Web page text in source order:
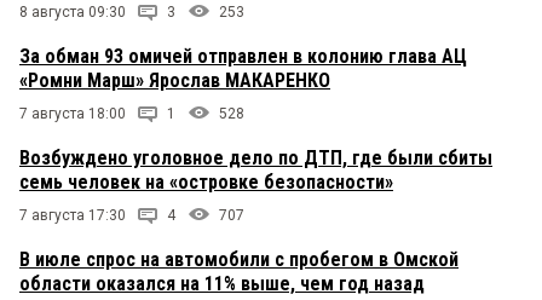
8 августа 09:30 3 253
За обман 93 омичей отправлен в колонию глава АЦ
«Ромни Марш» Ярослав МАКАРЕНКО
7 августа 18:00 1 528
Возбуждено уголовное дело по ДТП, где были сбиты
семь человек на «островке безопасности»
7 августа 17:30 4 707
В июле спрос на автомобили с пробегом в Омской
области оказался на 11% выше, чем год назад